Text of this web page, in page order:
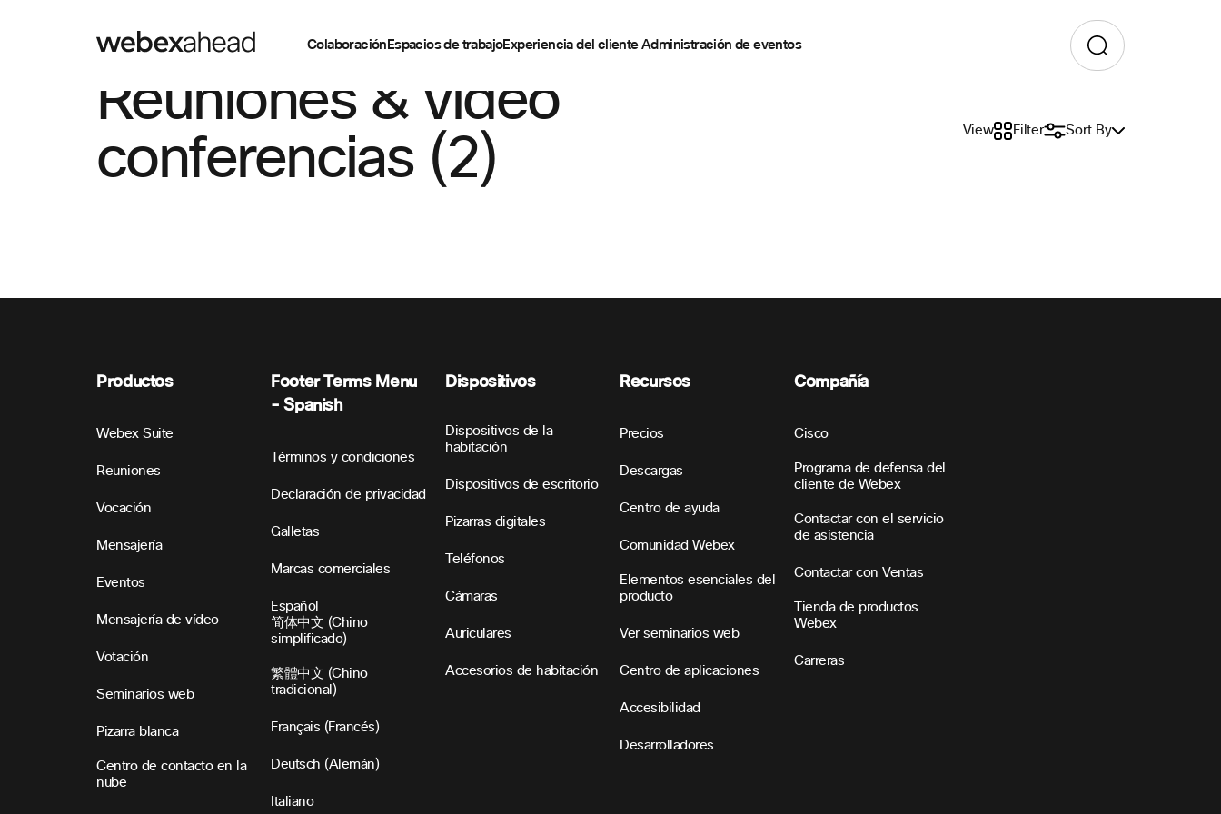
ColaboraciónEspacios de trabajoExperiencia del clienteAdministración de eventos
Reuniones & vídeo
conferencias (2)
View Filter Sort By
Productos
Webex Suite
Reuniones
Vocación
Mensajería
Eventos
Mensajería de vídeo
Votación
Seminarios web
Pizarra blanca
Centro de contacto en la
nube
Footer Terms Menu
- Spanish
Términos y condiciones
Declaración de privacidad
Galletas
Marcas comerciales
Español
简体中文 (Chino
simplificado)
繁體中文 (Chino
tradicional)
Français (Francés)
Deutsch (Alemán)
Italiano
Dispositivos
Dispositivos de la
habitación
Dispositivos de escritorio
Pizarras digitales
Teléfonos
Cámaras
Auriculares
Accesorios de habitación
Recursos
Precios
Descargas
Centro de ayuda
Comunidad Webex
Elementos esenciales del
producto
Ver seminarios web
Centro de aplicaciones
Accesibilidad
Desarrolladores
Compañía
Cisco
Programa de defensa del
cliente de Webex
Contactar con el servicio
de asistencia
Contactar con Ventas
Tienda de productos
Webex
Carreras